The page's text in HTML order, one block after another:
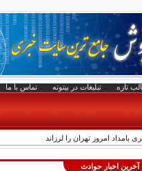
تازه تبلیغات در بیتوته تماس با ما
آخرین اخبار حوادث